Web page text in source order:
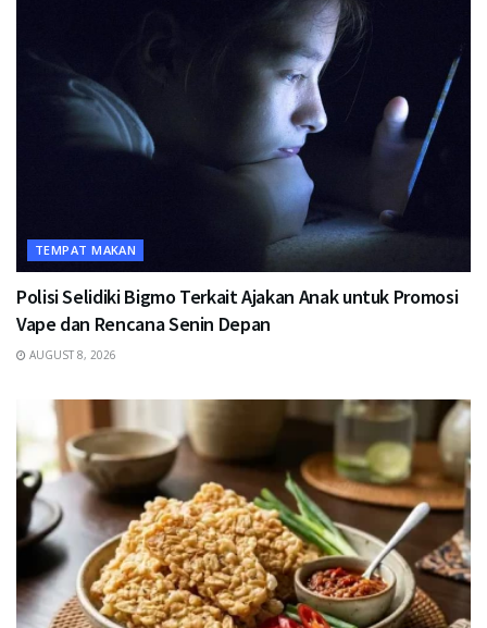
TEMPAT MAKAN
Polisi Selidiki Bigmo Terkait Ajakan Anak untuk Promosi
Vape dan Rencana Senin Depan
AUGUST 8, 2026